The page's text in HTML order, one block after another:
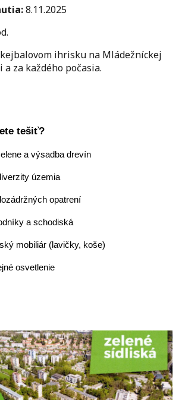
8.11.2025
ihrisku na Mládežníckej
za každého počasia.
tešiť?
a výsadba drevín
územia
opatrení
a schodiská
mobiliár (lavičky, koše)
osvetlenie